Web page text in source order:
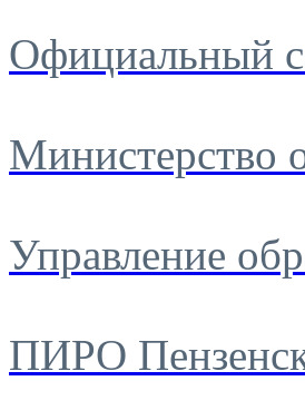
Официальный
Министерство
Управление
ПИРО